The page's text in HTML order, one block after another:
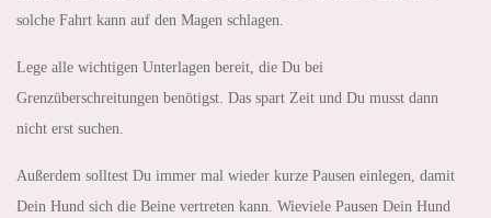
solche Fahrt kann auf den Magen schlagen.
Lege alle wichtigen Unterlagen bereit, die Du bei
Grenzüberschreitungen benötigst. Das spart Zeit und Du musst dann
nicht erst suchen.
Außerdem solltest Du immer mal wieder kurze Pausen einlegen, damit
Dein Hund sich die Beine vertreten kann. Wieviele Pausen Dein Hund